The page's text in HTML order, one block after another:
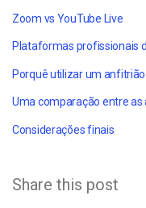
Zoom vs YouTube Live
Plataformas profissionais
Considerações finais
Share this post